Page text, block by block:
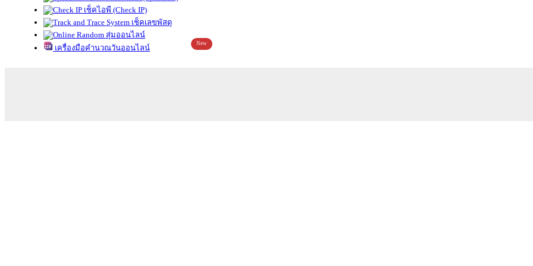
เช็คไอพี (Check IP)
เช็คเลขพัสดุ
สุ่มออนไลน์
เครื่องมือคำนวณวันออนไลน์
New